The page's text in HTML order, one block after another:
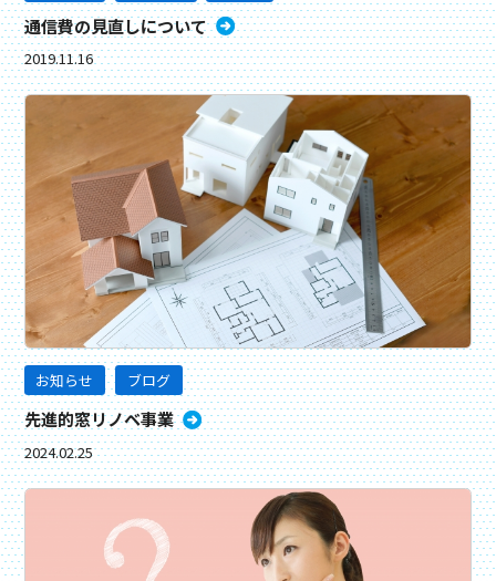
通信費の見直しについて
2019.11.16
お知らせ ブログ
先進的窓リノベ事業
2024.02.25